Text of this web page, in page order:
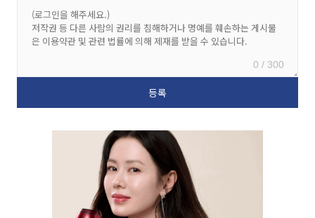
0 / 300